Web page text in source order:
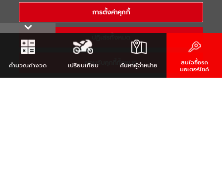
COPYRIGHT 2021 THAI YAMAHA MOTOR CO.,LTD. ALL RIGHTS
RESERVED
คำนวณค่างวด เปรียบเทียบ ค้นหาผู้จำหน่าย สนใจซื้อรถ
มอเตอร์ไซค์
การตั้งค่าคุกกี้
ยอมรับคุกกี้ทั้งหมด